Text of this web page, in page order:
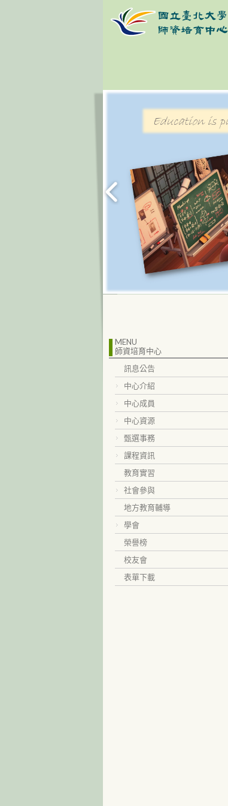
MENU
師資培育中心
訊息公告
中心介紹
中心成員
中心資源
甄選事務
課程資訊
教育實習
社會參與
地方教育輔導
學會
榮譽榜
校友會
表單下載